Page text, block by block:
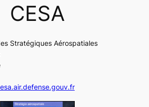
c
h
r
e
r
CESA
Stratégiques Aérospatiales